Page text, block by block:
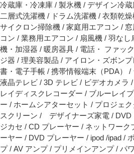
冷蔵庫・冷凍庫 / 製氷機 / デザイン冷
二層式洗濯機 / ドラム洗濯機 / 衣類乾
サイクロン掃除機 / 家庭用エアコン /
コン / 業務用エアコン / 扇風機 / 羽な
機・加湿器 / 暖房器具 / 電話・ ファッ
ジ器 / 理美容製品 / アイロン・ズボン
書・電子手帳 / 携帯情報端末（PDA）
液晶テレビ / 3D テレビ / ビデオカメラ
レイディスクレコーダー / ブルーレイ
ー / ホームシアターセット / プロジェ
スクリーン / デザイナーズ家電 / DVD
ジカセ / CD プレーヤー / ネットワーク
ーヤー / DVD プレーヤー / ipod /ipad /
プ / AV アンプ / プリメインアンプ / パ